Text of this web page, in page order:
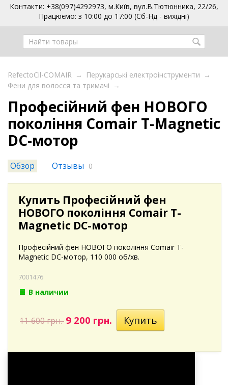
Контакти: +38(097)4292973, м.Київ, вул.В.Тютюнника, 22/26,
Працюємо: з 10:00 до 17:00 (Сб-Нд - вихідні)
RefectoCil-COMAIR → Перукарські електроінструменти →
Фени для волосся та тримачі →
Професійний фен НОВОГО
покоління Comair T-Magnetic
DC-мотор
Обзор Отзывы 0
Купить Професійний фен
НОВОГО покоління Comair T-
Magnetic DC-мотор
Професійний фен НОВОГО покоління Comair T-
Magnetic DC-мотор, 110 000 об/хв.
7001476
В наличии
11 600 грн.9 200 грн.